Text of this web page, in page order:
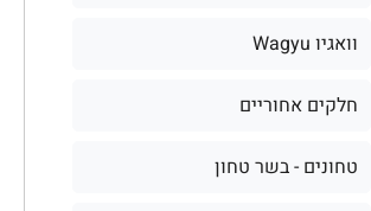
וואגיו Wagyu
חלקים אחוריים
טחונים - בשר טחון